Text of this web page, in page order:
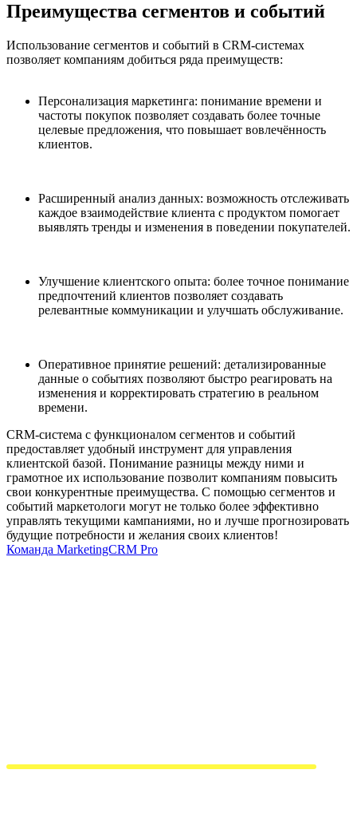
Преимущества сегментов и событий
Использование сегментов и событий в CRM-системах
позволяет компаниям добиться ряда преимуществ:
Персонализация маркетинга: понимание времени и
частоты покупок позволяет создавать более точные
целевые предложения, что повышает вовлечённость
клиентов.
Расширенный анализ данных: возможность отслеживать
каждое взаимодействие клиента с продуктом помогает
выявлять тренды и изменения в поведении покупателей.
Улучшение клиентского опыта: более точное понимание
предпочтений клиентов позволяет создавать
релевантные коммуникации и улучшать обслуживание.
Оперативное принятие решений: детализированные
данные о событиях позволяют быстро реагировать на
изменения и корректировать стратегию в реальном
времени.
CRM-система с функционалом сегментов и событий
предоставляет удобный инструмент для управления
клиентской базой. Понимание разницы между ними и
грамотное их использование позволит компаниям повысить
свои конкурентные преимущества. С помощью сегментов и
событий маркетологи могут не только более эффективно
управлять текущими кампаниями, но и лучше прогнозировать
будущие потребности и желания своих клиентов!
Команда MarketingCRM Pro